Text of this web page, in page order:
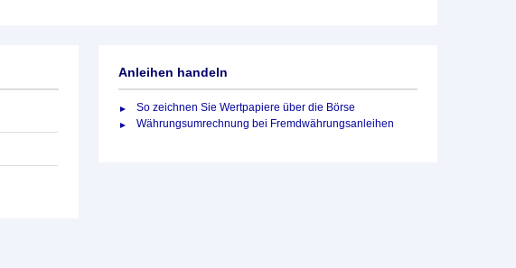
Anleihen handeln
So zeichnen Sie Wertpapiere über die Börse
Währungsumrechnung bei Fremdwährungsanleihen